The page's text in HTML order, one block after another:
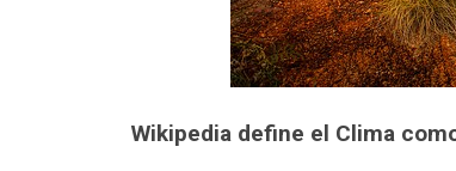
Wikipedia define el Clima